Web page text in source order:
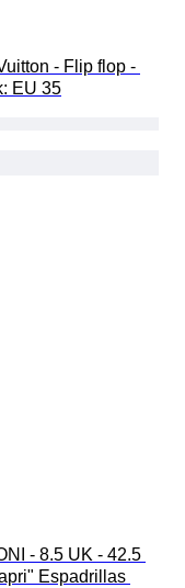
- Flip flop -
EU 35
- 8.5 UK - 42.5
Espadrillas